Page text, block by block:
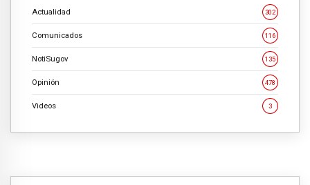
Actualidad 302
Comunicados 116
NotiSugov 135
Opinión 478
Videos 3